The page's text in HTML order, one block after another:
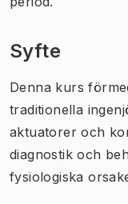
Syfte
Denna kurs
traditionella
aktuatorer och
diagnostik och
fysiologiska